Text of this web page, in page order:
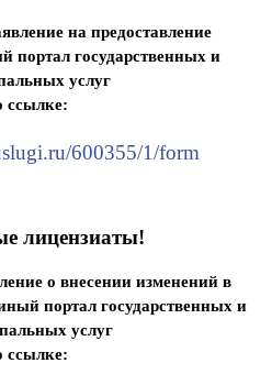
на предоставление
портал государственных и
услуг
ссылкe:
600355/1/form
лицензиаты!
о внесении изменений в
портал государственных и
услуг
ссылкe: